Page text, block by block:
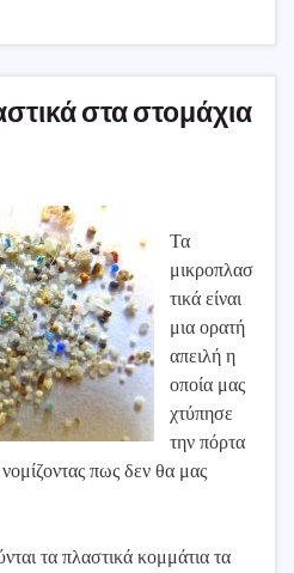
στα στομάχια
Τα
μικροπλασ
τικά είναι
μια ορατή
απειλή η
οποία μας
χτύπησε
την πόρτα
πως δεν θα μας
τα πλαστικά κομμάτια τα